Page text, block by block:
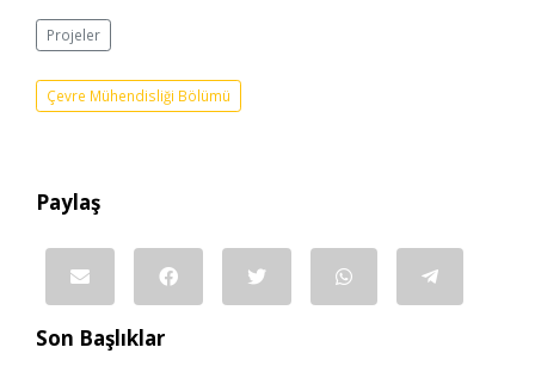
Projeler
Çevre Mühendisliği Bölümü
Paylaş
Son Başlıklar